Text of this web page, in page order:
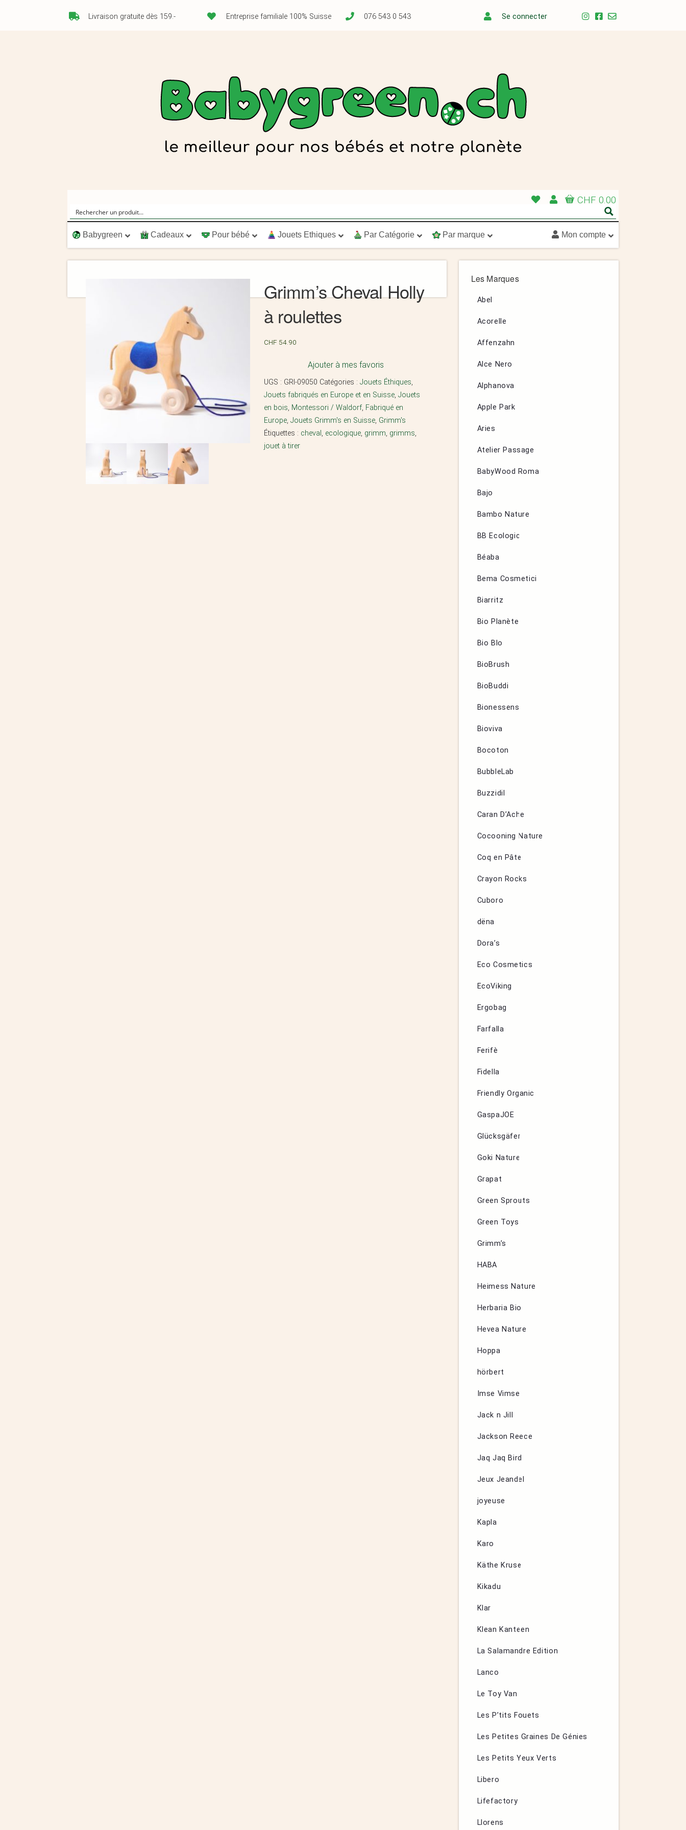
Livraison gratuite dès 159.- Entreprise familiale 100% Suisse 076 543 0 543 Se connecter
CHF 0.00
Babygreen Cadeaux Pour bébé Jouets Ethiques Par Catégorie Par marque Mon compte
Grimm’s Cheval Holly
à roulettes
CHF 54.90
Ajouter à mes favoris
UGS : GRI-09050 Catégories : Jouets Éthiques,
Jouets fabriqués en Europe et en Suisse, Jouets
en bois, Montessori / Waldorf, Fabriqué en
Europe, Jouets Grimm's en Suisse, Grimm's
Étiquettes : cheval , ecologique, grimm, grimms,
jouet à tirer
Les Marques
Abel
Acorelle
Affenzahn
Alce Nero
Alphanova
Apple Park
Aries
Atelier Passage
BabyWood Roma
Bajo
Bambo Nature
BB Ecologic
Béaba
Bema Cosmetici
Biarritz
Bio Planète
Bio Blo
BioBrush
BioBuddi
Bionessens
Bioviva
Bocoton
BubbleLab
Buzzidil
Caran D’Ache
Cocooning Nature
Coq en Pâte
Crayon Rocks
Cuboro
dëna
Dora’s
Eco Cosmetics
EcoViking
Ergobag
Farfalla
Ferifè
Fidella
Friendly Organic
GaspaJOE
Glücksgäfer
Goki Nature
Grapat
Green Sprouts
Green Toys
Grimm’s
HABA
Heimess Nature
Herbaria Bio
Hevea Nature
Hoppa
hörbert
Imse Vimse
Jack n Jill
Jackson Reece
Jaq Jaq Bird
Jeux Jeandel
joyeuse
Kapla
Karo
Käthe Kruse
Kikadu
Klar
Klean Kanteen
La Salamandre Edition
Lanco
Le Toy Van
Les P’tits Fouets
Les Petites Graines De Génies
Les Petits Yeux Verts
Libero
Lifefactory
Llorens